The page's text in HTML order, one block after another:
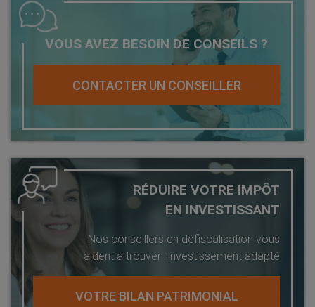
VOUS AVEZ BESOIN DE CONSEILS ?
CONTACTER UN CONSEILLER
RÉDUIRE VOTRE IMPÔT
EN INVESTISSANT
Nos conseillers en défiscalisation vous
aident à trouver l’investissement adapté
VOTRE BILAN PATRIMONIAL